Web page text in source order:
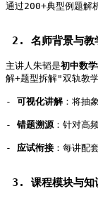
通过200+典型例题
2. 名师背景与
主讲人朱韬是初中数
解+题型拆解"双轨教
- 可视化讲解：将抽
- 错题溯源 ：针对
- 应试衔接 ：每讲配
3. 课程模块与